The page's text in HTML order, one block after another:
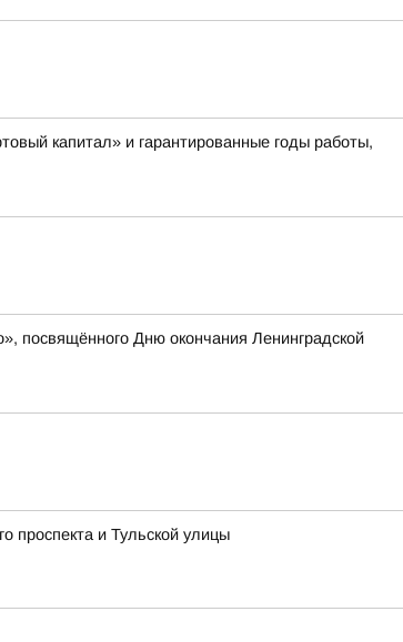
капитал» и гарантированные годы работы,
посвящённого Дню окончания Ленинградской
проспекта и Тульской улицы